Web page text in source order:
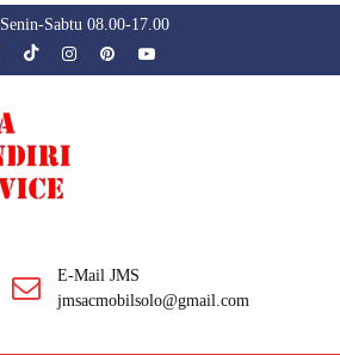
Senin-Sabtu 08.00-17.00
E-Mail JMS
jmsacmobilsolo@gmail.com